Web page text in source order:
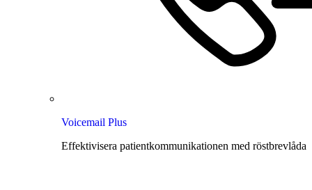
Voicemail Plus
Effektivisera patientkommunikationen med röstbrevlåda